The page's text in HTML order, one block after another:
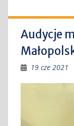
Audycje
19 cze 2021